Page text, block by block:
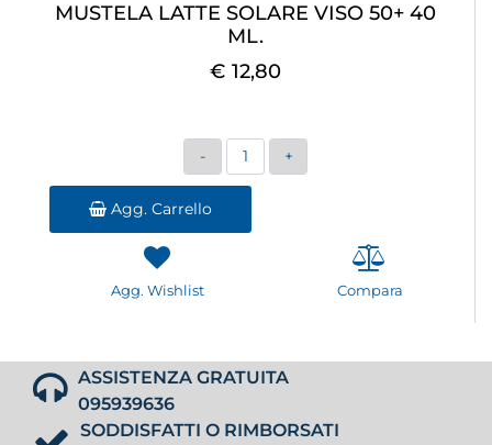
MUSTELA LATTE SOLARE VISO 50+ 40
ML.
€ 12,80
Quantità
Agg. Carrello
Agg. Wishlist Compara
ASSISTENZA GRATUITA
095939636
SODDISFATTI O RIMBORSATI